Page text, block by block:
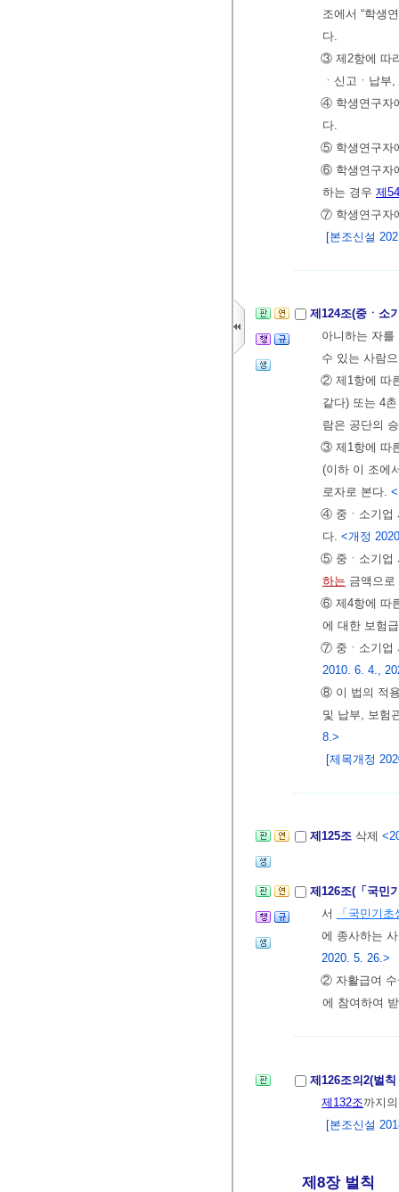
조에서 “학생
다.
③ 제2항에 따
ㆍ신고ㆍ납
④ 학생연구자
다.
⑤ 학생연구자
⑥ 학생연구자
하는 경우 제
⑦ 학생연구자
[본조신설
제124조(중ㆍ소
아니하는 자
수 있는 사람
② 제1항에 따
같다) 또는 4
람은 공단의
③ 제1항에 따
(이하 이 조에
로자로 본다.
④ 중ㆍ소기업
다. <개정
⑤ 중ㆍ소기업
하는 금액으
⑥ 제4항에 따
에 대한 보험
⑦ 중ㆍ소기업
2010. 6. 4.,
⑧ 이 법의 적
및 납부, 보험
8.>
[제목개정
제125조 삭제
제126조(「국민
서
「국민기
에 종사하는
2020. 5. 26.>
② 자활급여 수
에 참여하여
제126조의2(벌
제132조까지
[본조신설
제8장 벌칙